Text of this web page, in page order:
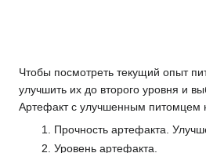
Чтобы посмотреть текущий опыт
улучшить их до второго уровня и
Артефакт с улучшенным питомцем
Прочность артефакта.
Уровень артефакта.